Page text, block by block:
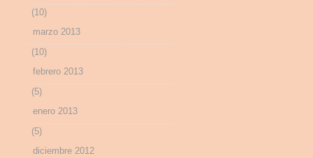
(10)
marzo 2013
(10)
febrero 2013
(5)
enero 2013
(5)
diciembre 2012